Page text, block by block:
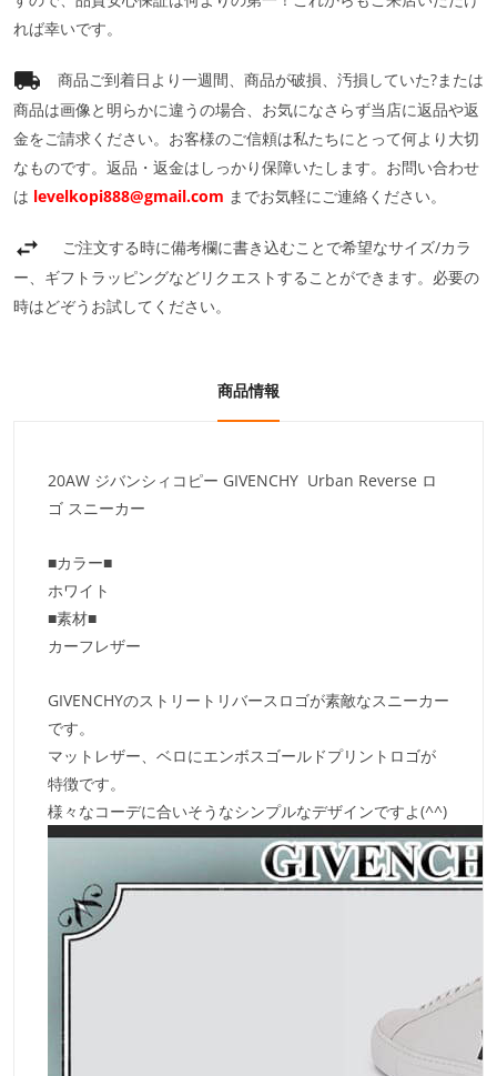
れば幸いです。
商品ご到着日より一週間、商品が破損、汚損していた?または
商品は画像と明らかに違うの場合、お気になさらず当店に返品や返
金をご請求ください。お客様のご信頼は私たちにとって何より大切
なものです。返品・返金はしっかり保障いたします。お問い合わせ
は levelkopi888@gmail.com までお気軽にご連絡ください。
ご注文する時に備考欄に書き込むことで希望なサイズ/カラ
ー、ギフトラッピングなどリクエストすることができます。必要の
時はどぞうお試してください。
商品情報
20AW ジバンシィコピー GIVENCHY Urban Reverse ロ
ゴ スニーカー
■カラー■
ホワイト
■素材■
カーフレザー
GIVENCHYのストリートリバースロゴが素敵なスニーカー
です。
マットレザー、ベロにエンボスゴールドプリントロゴが
特徴です。
様々なコーデに合いそうなシンプルなデザインですよ(^^)